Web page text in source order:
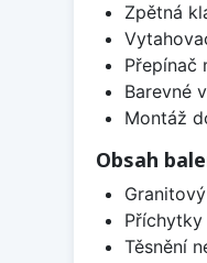
Zpětná
Přepínač
Barevné
Montáž
Obsah
Příchytky
Těsnění